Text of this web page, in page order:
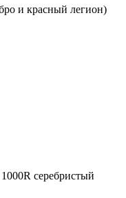
и красный легион)
серебристый